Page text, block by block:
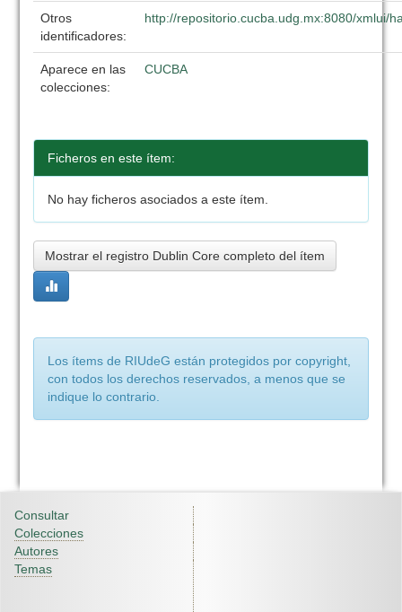
Otros
identificadores:
http://repositorio.cucba.udg.mx:8080/xmlui/
Aparece en las
colecciones:
CUCBA
Ficheros en este ítem:
No hay ficheros asociados a este ítem.
Mostrar el registro Dublin Core completo del ítem
Los ítems de RIUdeG están protegidos por copyright,
con todos los derechos reservados, a menos que se
indique lo contrario.
Consultar
Colecciones
Autores
Temas